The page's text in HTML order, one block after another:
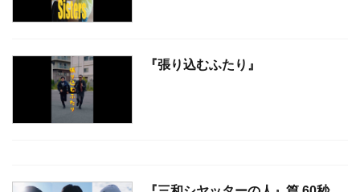
『張り込むふたり』